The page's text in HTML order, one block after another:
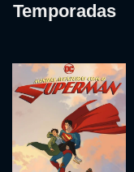
Temporadas